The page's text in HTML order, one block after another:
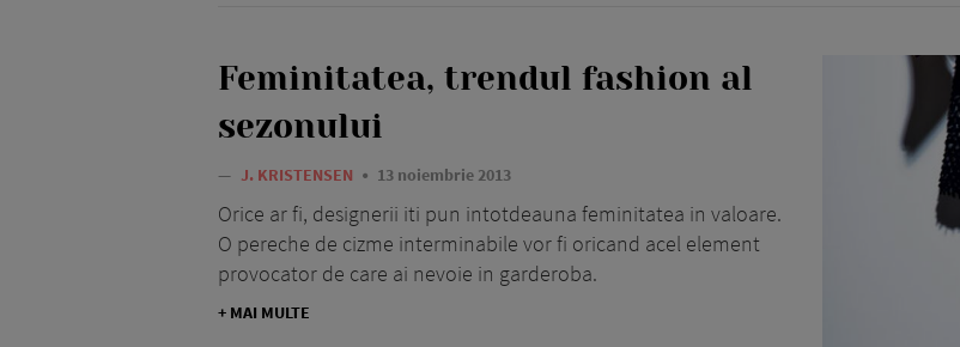
Feminitatea, trendul fashion al
sezonului
— J. KRISTENSEN 13 noiembrie 2013
Orice ar fi, designerii iti pun intotdeauna feminitatea in valoare.
O pereche de cizme interminabile vor fi oricand acel element
provocator de care ai nevoie in garderoba.
+ MAI MULTE